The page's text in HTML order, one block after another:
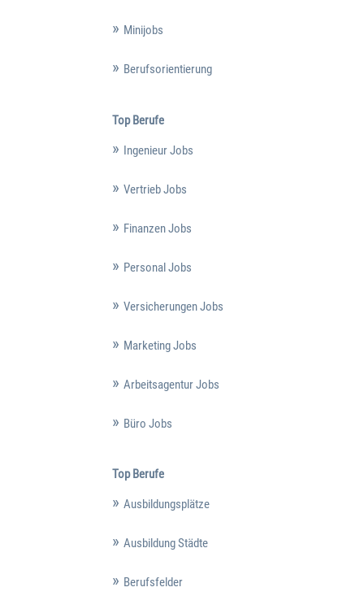
Minijobs
Berufsorientierung
Top Berufe
Ingenieur Jobs
Vertrieb Jobs
Finanzen Jobs
Personal Jobs
Versicherungen Jobs
Marketing Jobs
Arbeitsagentur Jobs
Büro Jobs
Top Berufe
Ausbildungsplätze
Ausbildung Städte
Berufsfelder